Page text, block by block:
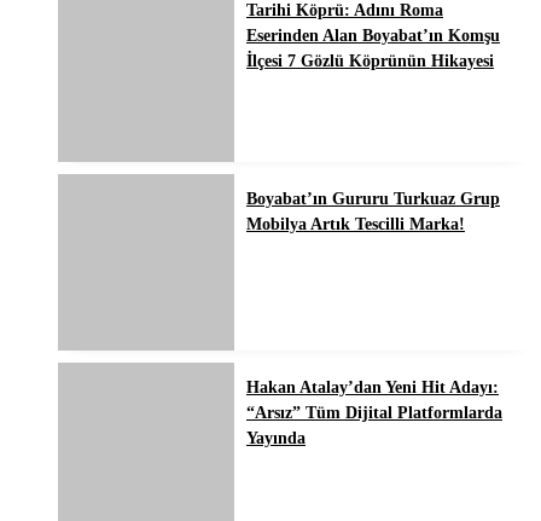
Tarihi Köprü: Adını Roma
Eserinden Alan Boyabat’ın Komşu
İlçesi 7 Gözlü Köprünün Hikayesi
Boyabat’ın Gururu Turkuaz Grup
Mobilya Artık Tescilli Marka!
Hakan Atalay’dan Yeni Hit Adayı:
“Arsız” Tüm Dijital Platformlarda
Yayında